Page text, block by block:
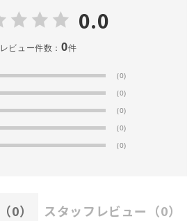
0.0
レビュー件数： 0件
(0)
(0)
(0)
(0)
(0)
（0） スタッフレビュー （0）